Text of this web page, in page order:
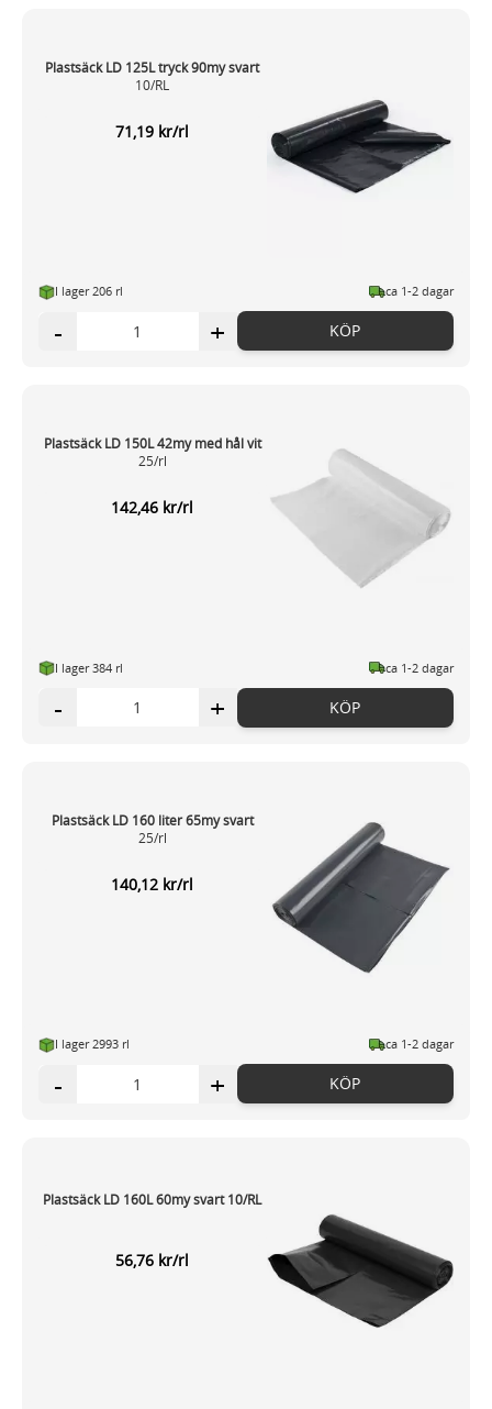
Plastsäck LD 125L tryck 90my svart
10/RL
71,19 kr/rl
I lager 206 rl ca 1-2 dagar
- + KÖP
Plastsäck LD 150L 42my med hål vit
25/rl
142,46 kr/rl
I lager 384 rl ca 1-2 dagar
- + KÖP
Plastsäck LD 160 liter 65my svart
25/rl
140,12 kr/rl
I lager 2993 rl ca 1-2 dagar
- + KÖP
Plastsäck LD 160L 60my svart 10/RL
56,76 kr/rl